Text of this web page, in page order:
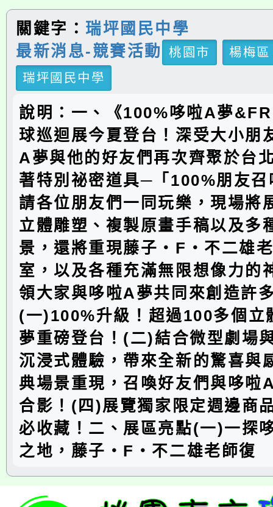
關鍵字： 瑞坪國民中學
最新消息-競賽活動
桃園市
楊梅區
瑞坪國民中學
說明：一、《100%哆啦A夢
球巡迴展今夏登台！深受大小朋
A夢與他的好友們再次齊聚於台
著特別祕密道具─「100%朋友召
請各位朋友們一同玩樂，現場將
立體雕塑、複製原畫手稿以及多
景，還將重現藤子・F・不二雄
室，以及各種充滿無限想像力的
領大家與哆啦A夢共同來創造許
(一)100%升級！超過100多個立
夢重磅登台！(二)結合微型劇場
沉浸式體驗，帶來全新的驚喜與
典場景重現，召喚好友們與哆啦
合影！(四)展覽獨家限定週邊商
必收藏！二、展區亮點(一)一探
之地，藤子・F・不二雄老師復